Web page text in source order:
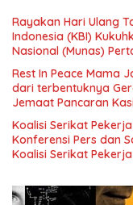
Rayakan Hari Ulang
Indonesia (KBI)
Nasional (Munas)
Pengembangan
Indonesia dan
Rest In Peace Mama
dari terbentuknya
Jemaat Pancaran
Koalisi Serikat
Konferensi Pers dan
Koalisi Serikat